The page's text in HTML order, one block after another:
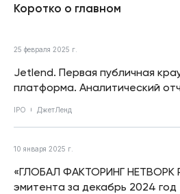
Коротко о главном
25 февраля 2025 г.
Jetlend. Первая публичная
платформа. Аналитический
IPO ДжетЛенд
10 января 2025 г.
«ГЛОБАЛ ФАКТОРИНГ НЕТВОРК
эмитента за декабрь 2024 год